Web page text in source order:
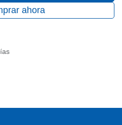
ahora